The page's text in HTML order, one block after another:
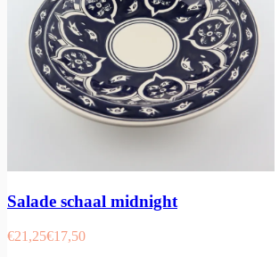
Salade schaal midnight
€21,25€17,50